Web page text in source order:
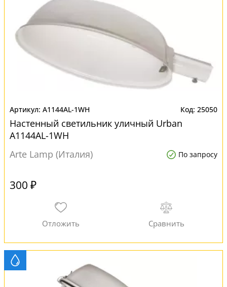
A1144AL-1WH 25050
Настенный светильник уличный Urban
A1144AL-1WH
Arte Lamp (Италия)
По запросу
300 ₽